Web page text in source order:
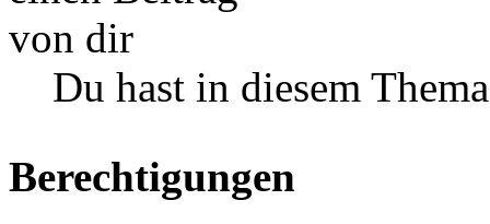
Du hast in diesem
Berechtigungen